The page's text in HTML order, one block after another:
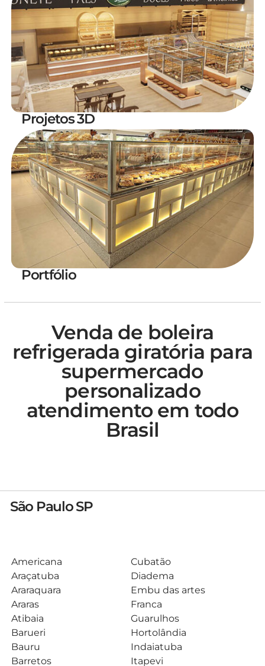
Projetos 3D
Portfólio
Venda de boleira
refrigerada giratória para
supermercado
personalizado
atendimento em todo
Brasil
São Paulo SP
Americana
Araçatuba
Araraquara
Araras
Atibaia
Barueri
Bauru
Barretos
Cubatão
Diadema
Embu das artes
Franca
Guarulhos
Hortolândia
Indaiatuba
Itapevi